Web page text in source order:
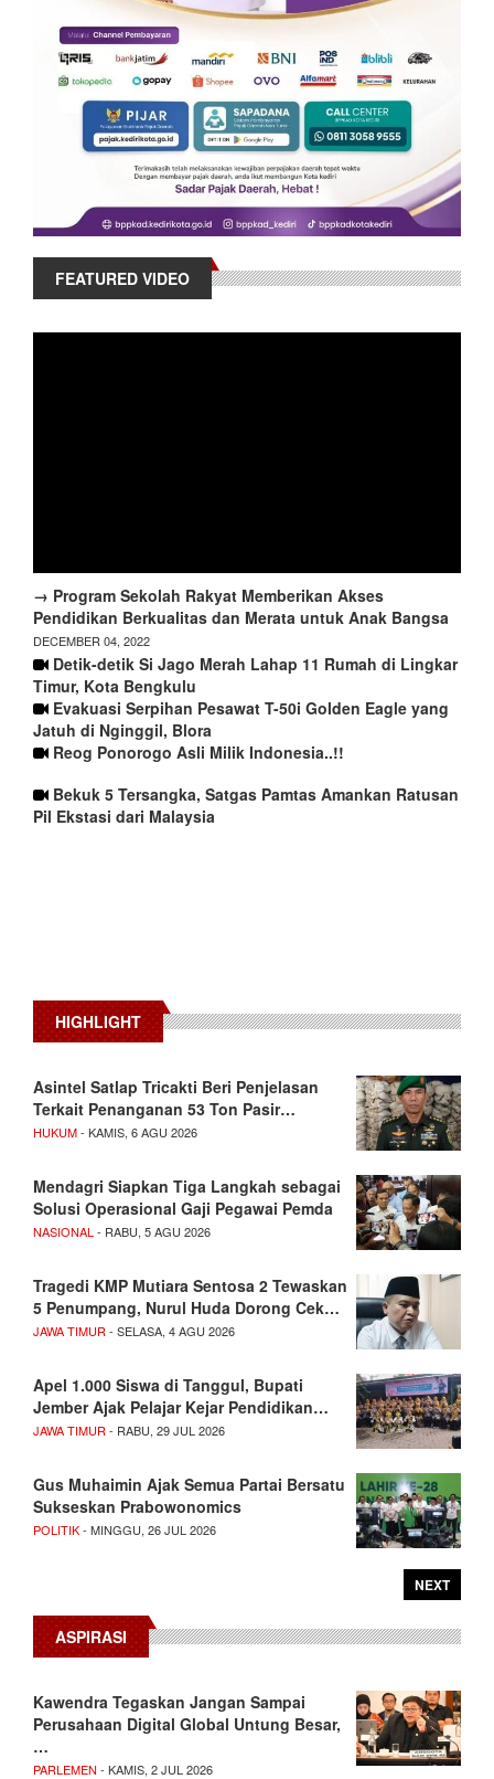
FEATURED VIDEO
→ Program Sekolah Rakyat Memberikan Akses
Pendidikan Berkualitas dan Merata untuk Anak Bangsa
DECEMBER 04, 2022
Detik-detik Si Jago Merah Lahap 11 Rumah di Lingkar
Timur, Kota Bengkulu
Evakuasi Serpihan Pesawat T-50i Golden Eagle yang
Jatuh di Nginggil, Blora
Reog Ponorogo Asli Milik Indonesia..!!
Bekuk 5 Tersangka, Satgas Pamtas Amankan Ratusan
Pil Ekstasi dari Malaysia
HIGHLIGHT
Asintel Satlap Tricakti Beri Penjelasan
Terkait Penanganan 53 Ton Pasir…
HUKUM- KAMIS, 6 AGU 2026
Mendagri Siapkan Tiga Langkah sebagai
Solusi Operasional Gaji Pegawai Pemda
NASIONAL - RABU, 5 AGU 2026
Tragedi KMP Mutiara Sentosa 2 Tewaskan
5 Penumpang, Nurul Huda Dorong Cek…
JAWA TIMUR - SELASA, 4 AGU 2026
Apel 1.000 Siswa di Tanggul, Bupati
Jember Ajak Pelajar Kejar Pendidikan…
JAWA TIMUR - RABU, 29 JUL 2026
Gus Muhaimin Ajak Semua Partai Bersatu
Sukseskan Prabowonomics
POLITIK- MINGGU, 26 JUL 2026
NEXT
ASPIRASI
Kawendra Tegaskan Jangan Sampai
Perusahaan Digital Global Untung Besar,
…
PARLEMEN - KAMIS, 2 JUL 2026